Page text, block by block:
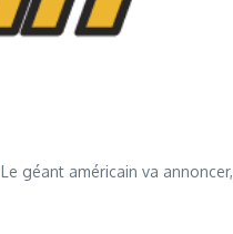
géant américain va